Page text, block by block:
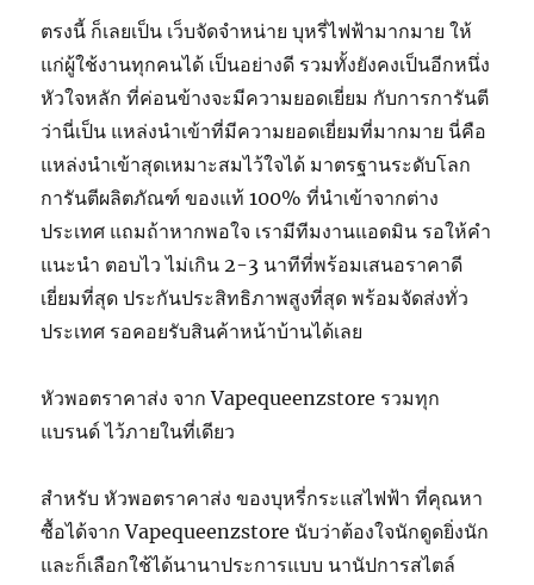
ตรงนี้ ก็เลยเป็น เว็บจัดจำหน่าย บุหรี่ไฟฟ้ามากมาย ให้
แก่ผู้ใช้งานทุกคนได้ เป็นอย่างดี รวมทั้งยังคงเป็นอีกหนึ่ง
หัวใจหลัก ที่ค่อนข้างจะมีความยอดเยี่ยม กับการการันตี
ว่านี่เป็น แหล่งนำเข้าที่มีความยอดเยี่ยมที่มากมาย นี่คือ
แหล่งนำเข้าสุดเหมาะสมไว้ใจได้ มาตรฐานระดับโลก
การันตีผลิตภัณฑ์ ของแท้ 100% ที่นำเข้าจากต่าง
ประเทศ แถมถ้าหากพอใจ เรามีทีมงานแอดมิน รอให้คำ
แนะนำ ตอบไว ไม่เกิน 2-3 นาทีที่พร้อมเสนอราคาดี
เยี่ยมที่สุด ประกันประสิทธิภาพสูงที่สุด พร้อมจัดส่งทั่ว
ประเทศ รอคอยรับสินค้าหน้าบ้านได้เลย
หัวพอตราคาส่ง จาก Vapequeenzstore รวมทุก
แบรนด์ ไว้ภายในที่เดียว
สำหรับ หัวพอตราคาส่ง ของบุหรี่กระแสไฟฟ้า ที่คุณหา
ซื้อได้จาก Vapequeenzstore นับว่าต้องใจนักดูดยิ่งนัก
และก็เลือกใช้ได้นานาประการแบบ นานัปการสไตล์